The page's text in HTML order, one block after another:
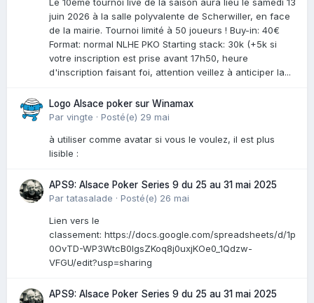
juin 2026 à la salle polyvalente de Scherwiller, en face
de la mairie. Tournoi limité à 50 joueurs ! Buy-in: 40€
Format: normal NLHE PKO Starting stack: 30k (+5k si
votre inscription est prise avant 17h50, heure
d'inscription faisant foi, attention veillez à anticiper la...
Logo Alsace poker sur Winamax
Par vingte · Posté(e) 29 mai
à utiliser comme avatar si vous le voulez, il est plus
lisible :
APS9: Alsace Poker Series 9 du 25 au 31 mai 2025
Partatasalade · Posté(e) 26 mai
Lien vers le
classement: https://docs.google.com/spreadsheets/d/1p
0OvTD-WP3WtcB0lgsZKoq8j0uxjKOe0_1Qdzw-
VFGU/edit?usp=sharing
APS9: Alsace Poker Series 9 du 25 au 31 mai 2025